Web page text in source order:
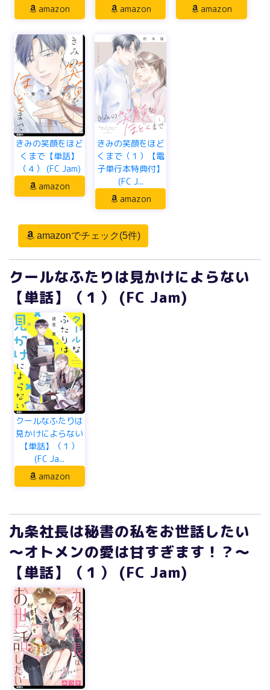
amazon amazon amazon
きみの笑顔をほど
くまで【単話】
（４） (FC Jam)
amazon
きみの笑顔をほど
くまで（１）【電
子単行本特典付】
(FC J...
amazon
amazonでチェック(5件)
クールなふたりは見かけによらない
【単話】（１） (FC Jam)
クールなふたりは
見かけによらない
【単話】（１）
(FC Ja...
amazon
九条社長は秘書の私をお世話したい
～オトメンの愛は甘すぎます！？～
【単話】（１） (FC Jam)